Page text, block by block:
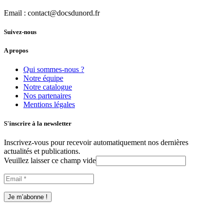
Email : contact@docsdunord.fr
Suivez-nous
A propos
Qui sommes-nous ?
Notre équipe
Notre catalogue
Nos partenaires
Mentions légales
S'inscrire à la newsletter
Inscrivez-vous pour recevoir automatiquement nos dernières
actualités et publications.
Veuillez laisser ce champ vide